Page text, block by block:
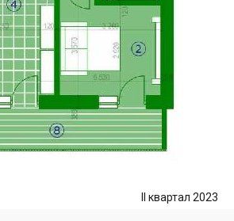
II квартал 2023